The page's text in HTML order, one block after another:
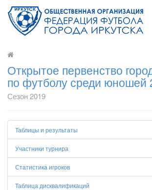
Открытое первенство
по футболу среди юношей
Сезон 2019
Таблицы и результаты
Участники турнира
Статистика игроков
Таблица дисквалификаций